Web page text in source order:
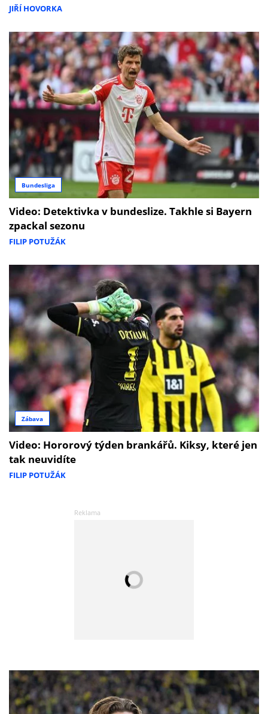
JIŘÍ HOVORKA
Bundesliga
Video: Detektivka v bundeslize. Takhle si Bayern
zpackal sezonu
FILIP POTUŽÁK
Zábava
Video: Hororový týden brankářů. Kiksy, které jen
tak neuvidíte
FILIP POTUŽÁK